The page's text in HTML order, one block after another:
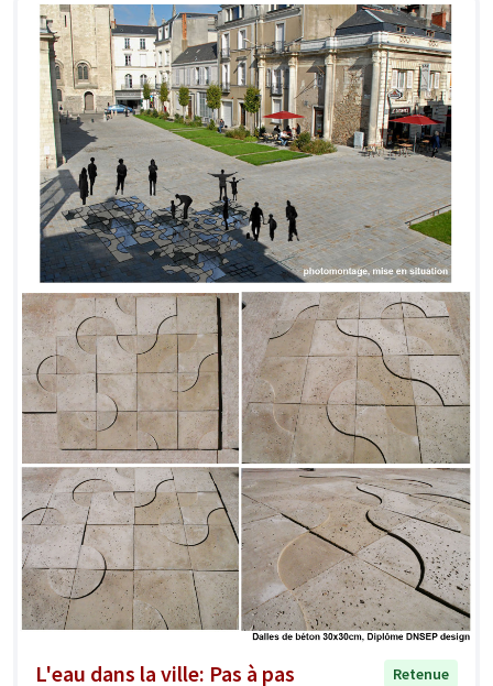
L'eau dans la ville: Pas à pas
Retenue